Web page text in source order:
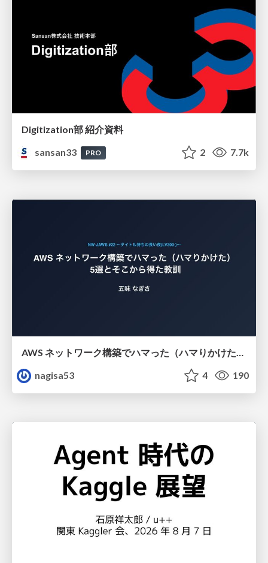
Digitization部 紹介資料
sansan33
PRO 2 7.7k
AWS ネットワーク構築でハマった（ハマりかけた） 5選とそこから得た教訓
nagisa53
4 190